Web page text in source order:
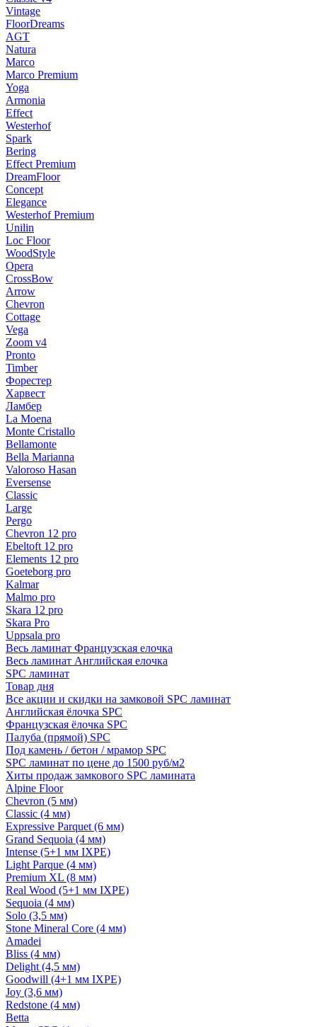
Vintage
FloorDreams
AGT
Natura
Marco
Marco Premium
Yoga
Armonia
Effect
Westerhof
Spark
Bering
Effect Premium
DreamFloor
Concept
Elegance
Westerhof Premium
Unilin
Loc Floor
WoodStyle
Opera
CrossBow
Arrow
Chevron
Cottage
Vega
Zoom v4
Pronto
Timber
Форестер
Харвест
Ламбер
La Moena
Monte Cristallo
Bellamonte
Bella Marianna
Valoroso Hasan
Eversense
Classic
Large
Pergo
Chevron 12 pro
Ebeltoft 12 pro
Elements 12 pro
Goeteborg pro
Kalmar
Malmo pro
Skara 12 pro
Skara Pro
Uppsala pro
Весь ламинат Французская елочка
Весь ламинат Английская елочка
SPC ламинат
Товар дня
Все акции и скидки на замковой SPC ламинат
Английская ёлочка SPC
Французская ёлочка SPC
Палуба (прямой) SPC
Под камень / бетон / мрамор SPC
SPC ламинат по цене до 1500 руб/м2
Хиты продаж замкового SPC ламината
Alpine Floor
Chevron (5 мм)
Classic (4 мм)
Expressive Parquet (6 мм)
Grand Sequoia (4 мм)
Intense (5+1 мм IXPE)
Light Parque (4 мм)
Premium XL (8 мм)
Real Wood (5+1 мм IXPE)
Sequoia (4 мм)
Solo (3,5 мм)
Stone Mineral Core (4 мм)
Amadei
Bliss (4 мм)
Delight (4,5 мм)
Goodwill (4+1 мм IXPE)
Joy (3,6 мм)
Redstone (4 мм)
Betta